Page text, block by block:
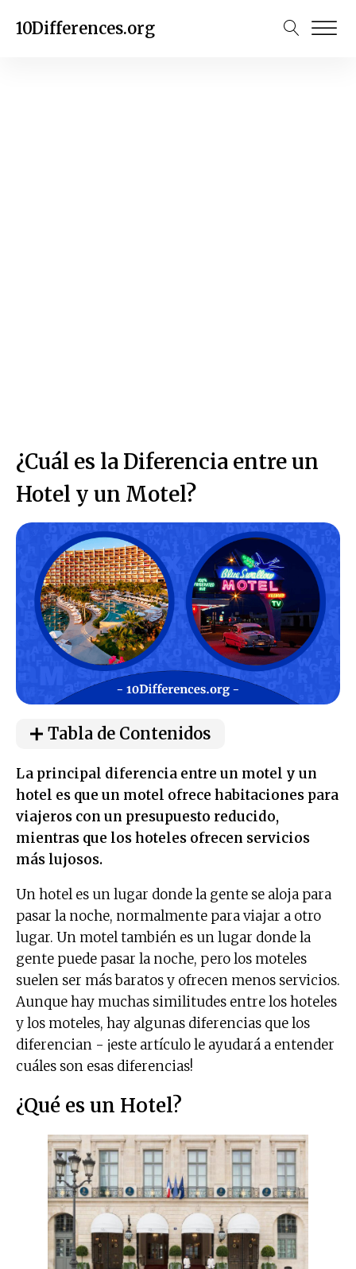
10Differences.org
¿Cuál es la Diferencia entre un
Hotel y un Motel?
Tabla de Contenidos
La principal diferencia entre un motel y un
hotel es que un motel ofrece habitaciones para
viajeros con un presupuesto reducido,
mientras que los hoteles ofrecen servicios
más lujosos.
Un hotel es un lugar donde la gente se aloja para
pasar la noche, normalmente para viajar a otro
lugar. Un motel también es un lugar donde la
gente puede pasar la noche, pero los moteles
suelen ser más baratos y ofrecen menos servicios.
Aunque hay muchas similitudes entre los hoteles
y los moteles, hay algunas diferencias que los
diferencian - ¡este artículo le ayudará a entender
cuáles son esas diferencias!
¿Qué es un Hotel?